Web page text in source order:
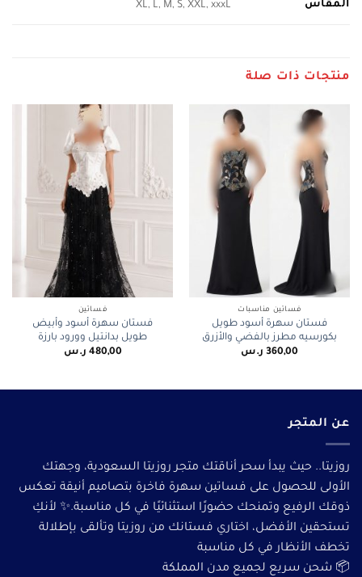
المقاس XL, L, M, S, XXL, xxxL
منتجات ذات صلة
فساتين مناسبات
فستان سهرة أسود طويل
بكورسيه مطرز بالفضي والأزرق
360,00 ر.س
فساتين
فستان سهرة أسود وأبيض
طويل بدانتيل وورود بارزة
480,00 ر.س
عن المتجر
روزيتا.. حيث يبدأ سحر أناقتك متجر روزيتا السعودية، وجهتك
الأولى للحصول على فساتين سهرة فاخرة بتصاميم أنيقة تعكس
ذوقك الرفيع وتمنحك حضورًا استثنائيًا في كل مناسبة.✨ لأنكِ
تستحقين الأفضل، اختاري فستانك من روزيتا وتألقى بإطلالة
تخطف الأنظار في كل مناسبة
📦 شحن سريع لجميع مدن المملكة